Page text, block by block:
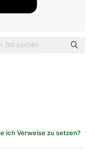
ich Verweise zu setzen?